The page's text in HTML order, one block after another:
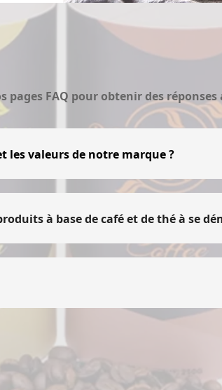
pages FAQ pour obtenir des
les valeurs de notre marque ?
qui correspondent à votre récit. Des
à base de café et de thé à se
un magasin de détail, ces options
vous positionnez votre
de votre marque et peuvent attirer
consommateurs pour des produits